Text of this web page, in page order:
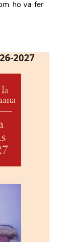
ho va fer
2027